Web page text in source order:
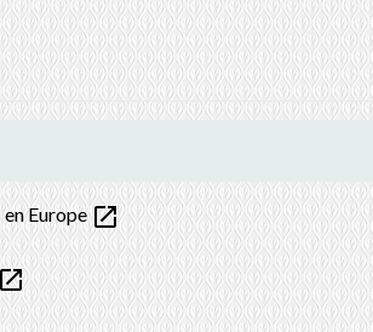
Europeopen_in_new